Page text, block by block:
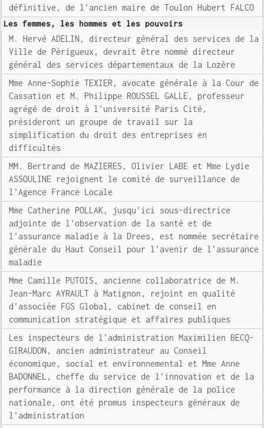
définitive, de l'ancien maire de Toulon Hubert FALCO
Les femmes, les hommes et les pouvoirs
M. Hervé ADELIN, directeur général des services de la
Ville de Périgueux, devrait être nommé directeur
général des services départementaux de la Lozère
Mme Anne-Sophie TEXIER, avocate générale à la Cour de
Cassation et M. Philippe ROUSSEL GALLE, professeur
agrégé de droit à l'université Paris Cité,
présideront un groupe de travail sur la
simplification du droit des entreprises en
difficultés
MM. Bertrand de MAZIERES, Olivier LABE et Mme Lydie
ASSOULINE rejoignent le comité de surveillance de
l'Agence France Locale
Mme Catherine POLLAK, jusqu'ici sous-directrice
adjointe de l'observation de la santé et de
l'assurance maladie à la Drees, est nommée secrétaire
générale du Haut Conseil pour l'avenir de l'assurance
maladie
Mme Camille PUTOIS, ancienne collaboratrice de M.
Jean-Marc AYRAULT à Matignon, rejoint en qualité
d'associée FGS Global, cabinet de conseil en
communication stratégique et affaires publiques
Les inspecteurs de l'administration Maximilien BECQ-
GIRAUDON, ancien administrateur au Conseil
économique, social et environnemental et Mme Anne
BADONNEL, cheffe du service de l'innovation et de la
performance à la direction générale de la police
nationale, ont été promus inspecteurs généraux de
l'administration